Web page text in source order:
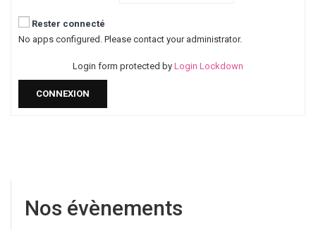
Rester connecté
No apps configured. Please contact your administrator.
Login form protected by Login Lockdown
CONNEXION
Nos évènements